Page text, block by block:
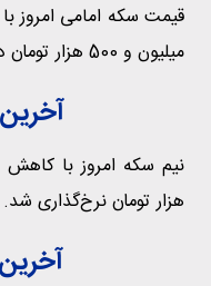
میلیون و 500 هزار تومان در معامله بود.
هزار تومان نرخ‌گذاری شد.